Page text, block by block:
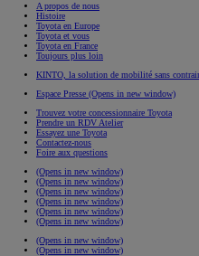
A propos de nous
Histoire
Toyota en Europe
Toyota et vous
Toyota en France
Toujours plus loin
KINTO, la solution de mobilité sans
Espace Presse (Opens in new window)
Trouvez votre concessionnaire Toyota
Prendre un RDV Atelier
Essayez une Toyota
Contactez-nous
Foire aux questions
(Opens in new window)
(Opens in new window)
(Opens in new window)
(Opens in new window)
(Opens in new window)
(Opens in new window)
(Opens in new window)
(Opens in new window)